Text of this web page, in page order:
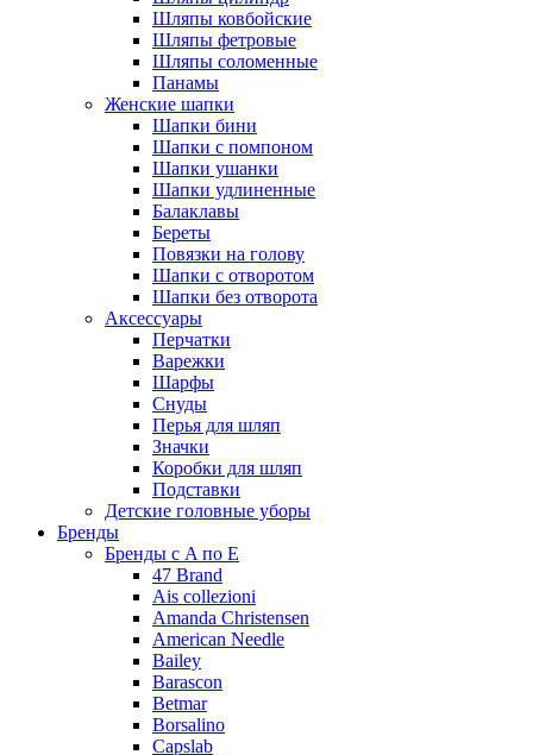
Шляпы ковбойские
Шляпы фетровые
Шляпы соломенные
Панамы
Женские шапки
Шапки бини
Шапки с помпоном
Шапки ушанки
Шапки удлиненные
Балаклавы
Береты
Повязки на голову
Шапки с отворотом
Шапки без отворота
Аксессуары
Перчатки
Варежки
Шарфы
Снуды
Перья для шляп
Значки
Коробки для шляп
Подставки
Детские головные уборы
Бренды
Бренды с A по E
47 Brand
Ais collezioni
Amanda Christensen
American Needle
Bailey
Barascon
Betmar
Borsalino
Capslab